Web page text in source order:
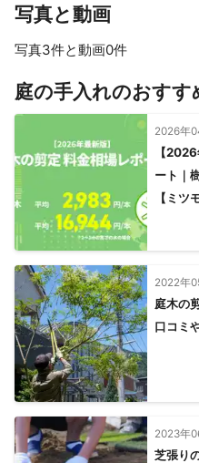
【A】　作業終了時間までにお
預かりして後でお返しするこ
いる間に留守問題ありません。
その他ご不明な点はこちらの
御依頼よろしくお願い致します
出来るだけいろいろ相談に乗ら
下さい。
これまでの実績
毎年、草刈り、砂利引き、木の
溝掃除、庭選定管理、引っ越し
エアコン清掃、電気工事全般日
写真と動画
写真3件と動画0件
庭の手入れのおすす
2026年
【
ート｜
【ミツ
2022年
庭木の
口コミ
2023年
芝張り